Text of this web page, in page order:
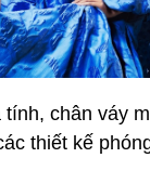
tính, chân váy
thiết kế